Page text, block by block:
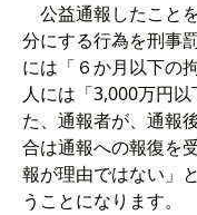
公益通報したこと
分にする行為を刑事
には「６か月以下の
人には「3,000万円
た、通報者が、通報
合は通報への報復を
報が理由ではない」
うことになります。